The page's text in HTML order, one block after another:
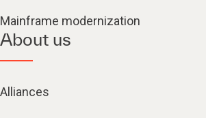
Mainframe modernization
About us
Alliances